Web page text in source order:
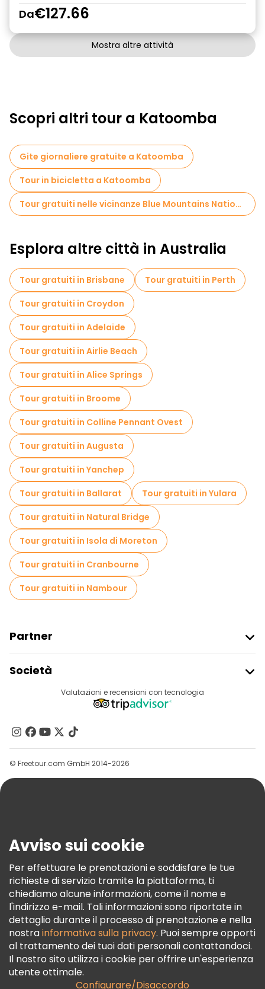
Da€127.66
Mostra altre attività
Scopri altri tour a Katoomba
Gite giornaliere gratuite a Katoomba
Tour in bicicletta a Katoomba
Tour gratuiti nelle vicinanze Blue Mountains National Park
Esplora altre città in Australia
Tour gratuiti in Brisbane
Tour gratuiti in Perth
Tour gratuiti in Croydon
Tour gratuiti in Adelaide
Tour gratuiti in Airlie Beach
Tour gratuiti in Alice Springs
Tour gratuiti in Broome
Tour gratuiti in Colline Pennant Ovest
Tour gratuiti in Augusta
Tour gratuiti in Yanchep
Tour gratuiti in Ballarat
Tour gratuiti in Yulara
Tour gratuiti in Natural Bridge
Tour gratuiti in Isola di Moreton
Tour gratuiti in Cranbourne
Tour gratuiti in Nambour
Partner
Accesso Del Fornitore
Programma Di Affiliazione
Società
Destinazioni
Contattaci
Gruppi
Aiuto
Termini E Condizioni
Informativa Sui Cookie
Freetour Premi
Programma Di Fidelizzazione
Valutazioni e recensioni con tecnologia
© Freetour.com GmbH 2014-2026
Avviso sui cookie
Per effettuare le prenotazioni e soddisfare le tue
richieste di servizio tramite la piattaforma, ti
chiediamo alcune informazioni, come il nome e
l'indirizzo e-mail. Tali informazioni sono riportate in
dettaglio durante il processo di prenotazione e nella
nostrainformativa sulla privacy. Puoi sempre opporti
al trattamento dei tuoi dati personali contattandoci.
Il nostro sito utilizza i cookie per offrire un'esperienza
utente ottimale.
Configurare/Disaccordo